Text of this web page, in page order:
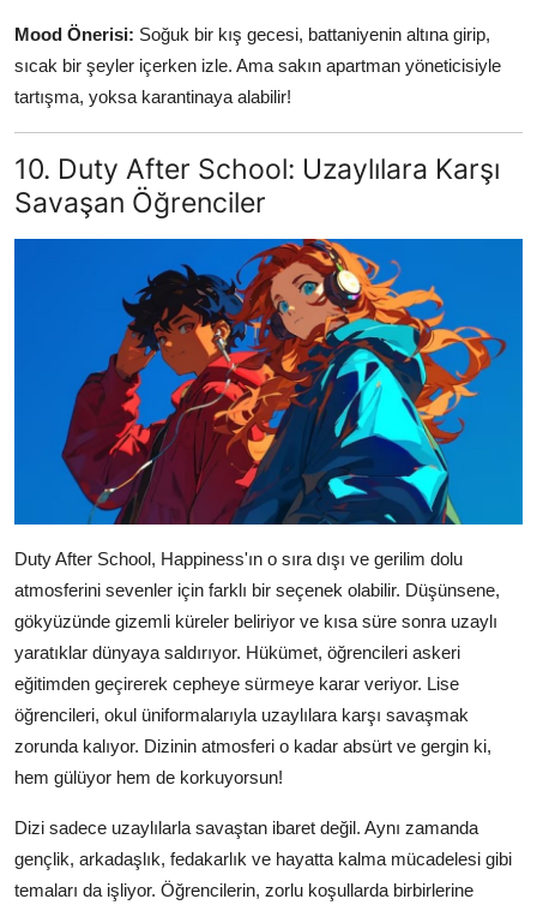
Mood Önerisi: Soğuk bir kış gecesi, battaniyenin altına girip,
sıcak bir şeyler içerken izle. Ama sakın apartman yöneticisiyle
tartışma, yoksa karantinaya alabilir!
10. Duty After School: Uzaylılara Karşı
Savaşan Öğrenciler
Duty After School, Happiness'ın o sıra dışı ve gerilim dolu
atmosferini sevenler için farklı bir seçenek olabilir. Düşünsene,
gökyüzünde gizemli küreler beliriyor ve kısa süre sonra uzaylı
yaratıklar dünyaya saldırıyor. Hükümet, öğrencileri askeri
eğitimden geçirerek cepheye sürmeye karar veriyor. Lise
öğrencileri, okul üniformalarıyla uzaylılara karşı savaşmak
zorunda kalıyor. Dizinin atmosferi o kadar absürt ve gergin ki,
hem gülüyor hem de korkuyorsun!
Dizi sadece uzaylılarla savaştan ibaret değil. Aynı zamanda
gençlik, arkadaşlık, fedakarlık ve hayatta kalma mücadelesi gibi
temaları da işliyor. Öğrencilerin, zorlu koşullarda birbirlerine